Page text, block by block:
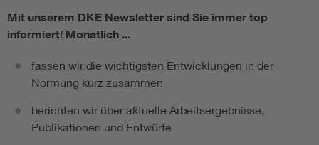
Mit unserem DKE Newsletter sind Sie immer top
informiert! Monatlich ...
fassen wir die wichtigsten Entwicklungen in der
Normung kurz zusammen
berichten wir über aktuelle Arbeitsergebnisse,
Publikationen und Entwürfe